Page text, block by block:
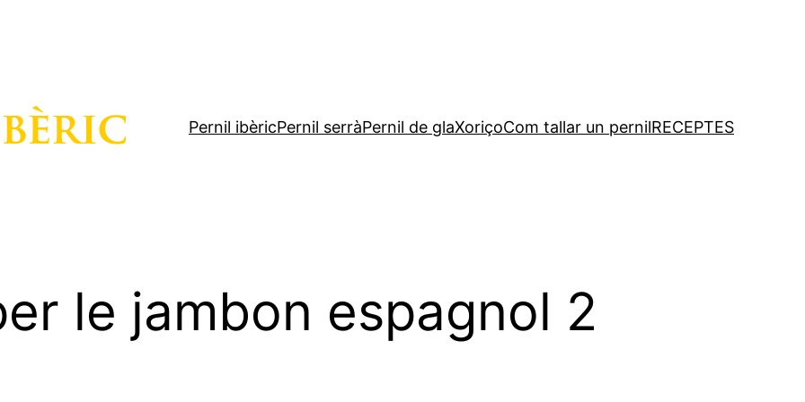
Pernil ibèricPernil serràPernil de glaXoriçoCom tallar un pernilRECEPTES
le jambon espagnol 2